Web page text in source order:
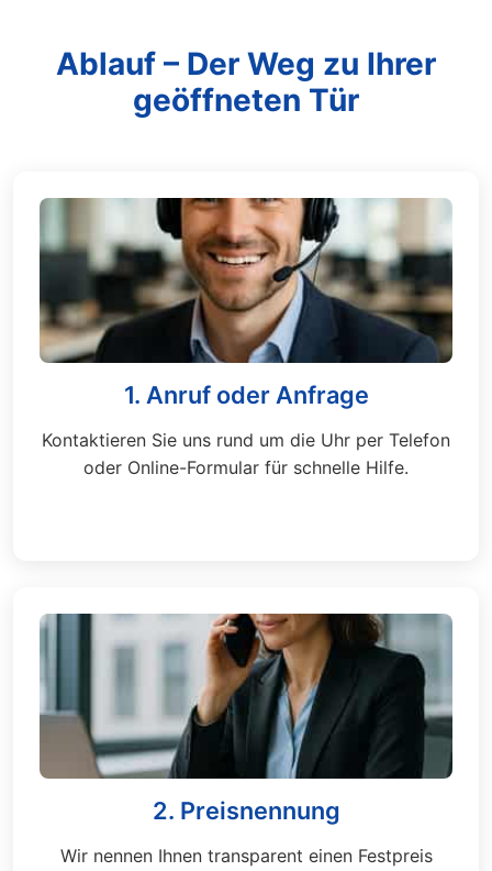
Ablauf – Der Weg zu Ihrer
geöffneten Tür
1. Anruf oder Anfrage
Kontaktieren Sie uns rund um die Uhr per Telefon
oder Online-Formular für schnelle Hilfe.
2. Preisnennung
Wir nennen Ihnen transparent einen Festpreis